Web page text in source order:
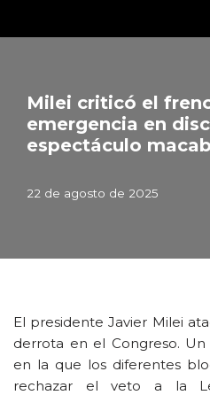
Milei criticó el
emergencia en
espectáculo
22 de agosto de 2025
El presidente Javier Milei
derrota en el Congreso.
en la que los diferentes
rechazar el veto a la